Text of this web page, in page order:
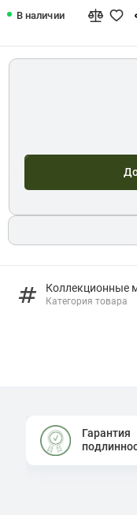
В наличии
Коллекционные
Категория товара
Гарантия